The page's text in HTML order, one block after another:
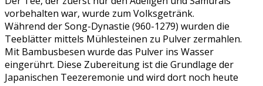
vorbehalten war, wurde zum Volksgetränk.
Während der Song-Dynastie (960-1279) wurden die
Teeblätter mittels Mühlesteinen zu Pulver zermahlen.
Mit Bambusbesen wurde das Pulver ins Wasser
eingerührt. Diese Zubereitung ist die Grundlage der
Japanischen Teezeremonie und wird dort noch heute